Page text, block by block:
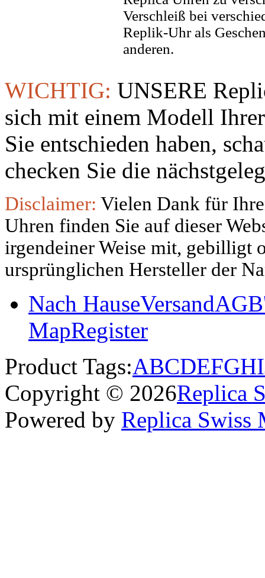
Verschleiß bei
Replik-Uhr als
anderen.
WICHTIG: UNSERE
sich mit einem Modell
Sie entschieden haben,
checken Sie die
Disclaimer: Vielen Dank für
Uhren finden Sie auf dieser
irgendeiner Weise mit, gebilligt
ursprünglichen Hersteller der
Nach HauseVersand
MapRegister
Product Tags:ABCDEFGHI
Copyright © 2026Replica
Powered by Replica Swiss